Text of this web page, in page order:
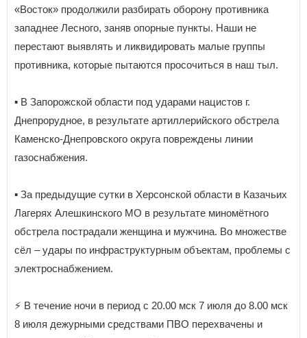
«Восток» продолжили разбирать оборону противника
западнее Лесного, заняв опорные пункты. Наши не
перестают выявлять и ликвидировать малые группы
противника, которые пытаются просочиться в наш тыл.
▪️ В Запорожской области под ударами нацистов г.
Днепрорудное, в результате артиллерийского обстрела
Каменско-Днепровского округа повреждены линии
газоснабжения.
▪️ За предыдущие сутки в Херсонской области в Казачьих
Лагерях Алешкинского МО в результате миномётного
обстрела пострадали женщина и мужчина. Во множестве
сёл – удары по инфраструктурным объектам, проблемы с
электроснабжением.
⚡️ В течение ночи в период с 20.00 мск 7 июля до 8.00 мск
8 июля дежурными средствами ПВО перехвачены и